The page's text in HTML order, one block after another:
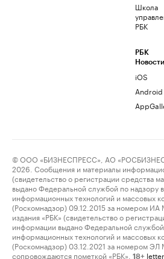
Школа
РБК
РБК
Новости
iOS
Android
© ООО «БИЗНЕСПРЕСС», АО
2026. Сообщения и материалы
(свидетельство о регистрации средства
выдано Федеральной службой по надзору
информационных технологий и массовых
(Роскомнадзор) 09.12.2015 за номером
издания «РБК» (свидетельство о
информации выдано Федеральной
информационных технологий и массовых
(Роскомнадзор) 03.12.2021 за номером
сопровождаются пометкой «РБК».
18+